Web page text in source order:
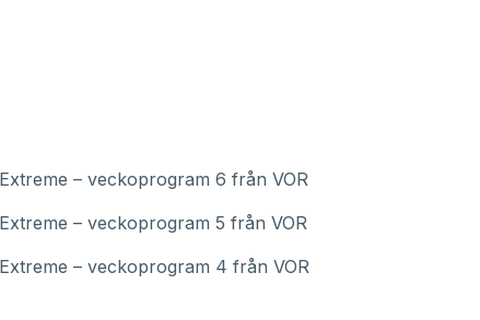
– veckoprogram 6 från VOR
– veckoprogram 5 från VOR
– veckoprogram 4 från VOR